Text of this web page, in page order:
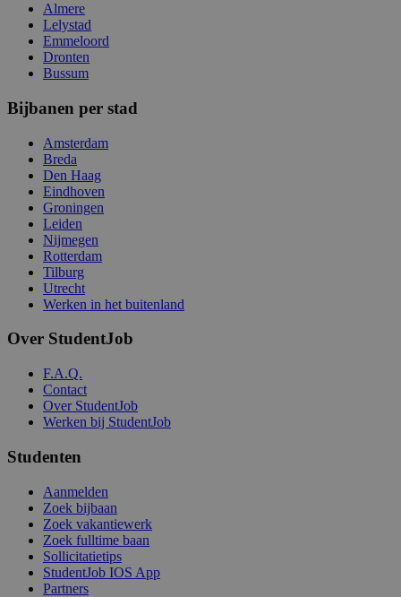
Almere
Lelystad
Emmeloord
Dronten
Bussum
Bijbanen per stad
Amsterdam
Breda
Den Haag
Eindhoven
Groningen
Leiden
Nijmegen
Rotterdam
Tilburg
Utrecht
Werken in het buitenland
Over StudentJob
F.A.Q.
Contact
Over StudentJob
Werken bij StudentJob
Studenten
Aanmelden
Zoek bijbaan
Zoek vakantiewerk
Zoek fulltime baan
Sollicitatietips
StudentJob IOS App
Partners